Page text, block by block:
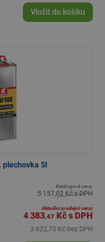
Vložit do košíku
plechovka 5l
Katalogová cena:
5 157,02 Kč s DPH
Aktuální prodejní cena:
4 383,47 Kčs DPH
3 622,70 Kč bez DPH